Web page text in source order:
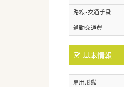
路線・交通手段
通勤交通費
基本情報
雇用形態